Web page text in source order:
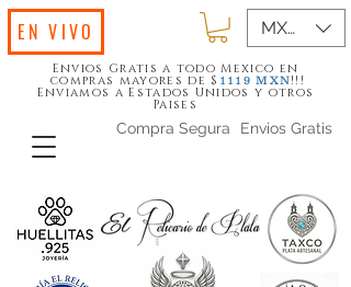
Envios Gratis
Compra Segura
Envios Gratis a todo Mexico en
compras mayores de $ 1119 MXN!!!
Enviamos a Estados Unidos y otros
Paises
MXN ($)
EN VIVO